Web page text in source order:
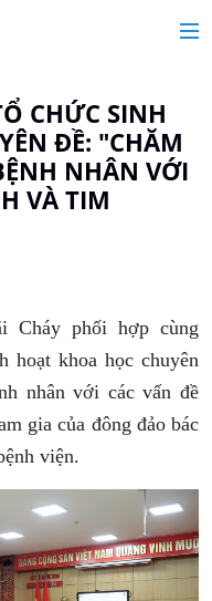
CHỨC SINH
ĐỀ: "CHĂM
NHÂN VỚI
VÀ TIM
Cháyphối hợp cùng
hoạt khoa học chuyên
nhân với các vấn đề
gia của đông đảo bác
viện.